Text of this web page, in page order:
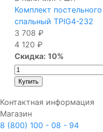
Комплект
спальный TPIG4-232
3 708 ₽
4 120 ₽
Скидка: 10%
Контактная информация
Магазин
8 (800) 100 - 08 - 94